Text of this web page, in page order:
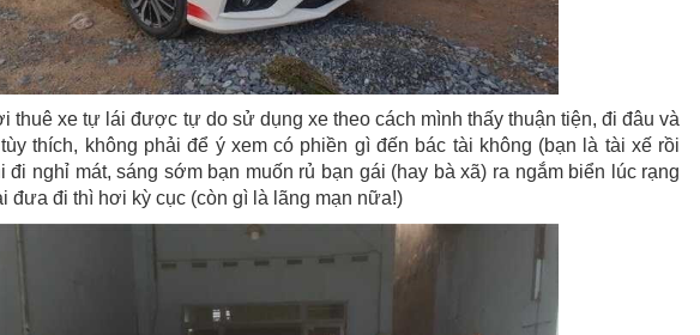
thuê xe tự lái được tự do sử dụng xe theo cách mình thấy thuận tiện, đi đâu và
thích, không phải để ý xem có phiền gì đến bác tài không (bạn là tài xế rồi
đi nghỉ mát, sáng sớm bạn muốn rủ bạn gái (hay bà xã) ra ngắm biển lúc rạng
đưa đi thì hơi kỳ cục (còn gì là lãng mạn nữa!)